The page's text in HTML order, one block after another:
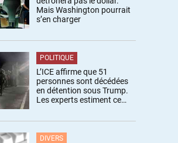
Mais Washington pourrait
s’en charger
POLITIQUE
L’ICE affirme que 51
personnes sont décédées
en détention sous Trump.
Les experts estiment ce
DIVERS